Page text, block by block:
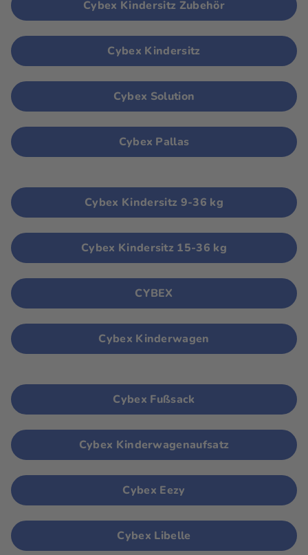
Cybex Kindersitz Zubehör
Cybex Kindersitz
Cybex Solution
Cybex Pallas
Cybex Kindersitz 9-36 kg
Cybex Kindersitz 15-36 kg
CYBEX
Cybex Kinderwagen
Cybex Fußsack
Cybex Kinderwagenaufsatz
Cybex Eezy
Cybex Libelle